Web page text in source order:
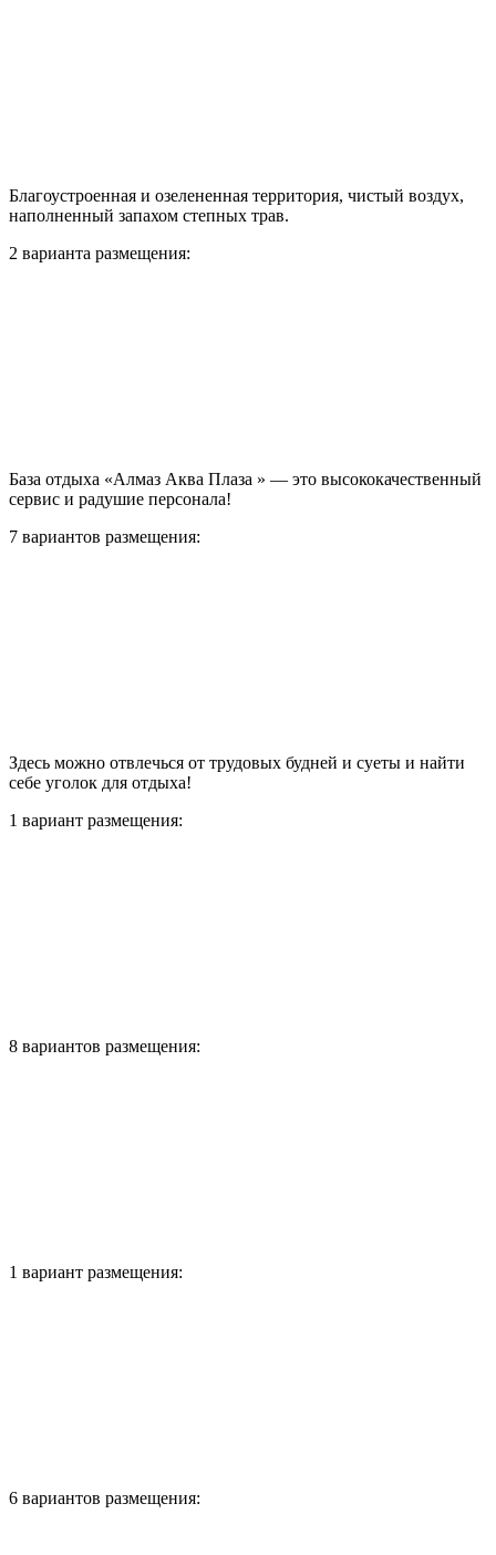
Благоустроенная и озелененная территория, чистый воздух,
наполненный запахом степных трав.
2 варианта размещения:
База отдыха «Алмаз Аква Плаза » — это высококачественный
сервис и радушие персонала!
7 вариантов размещения:
Здесь можно отвлечься от трудовых будней и суеты и найти
себе уголок для отдыха!
1 вариант размещения:
8 вариантов размещения:
1 вариант размещения:
6 вариантов размещения: